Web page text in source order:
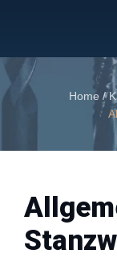
Home /